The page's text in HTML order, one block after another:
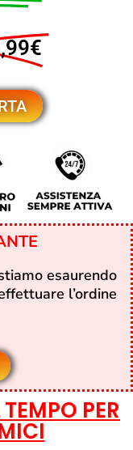
esaurendo
l’ordine
PER